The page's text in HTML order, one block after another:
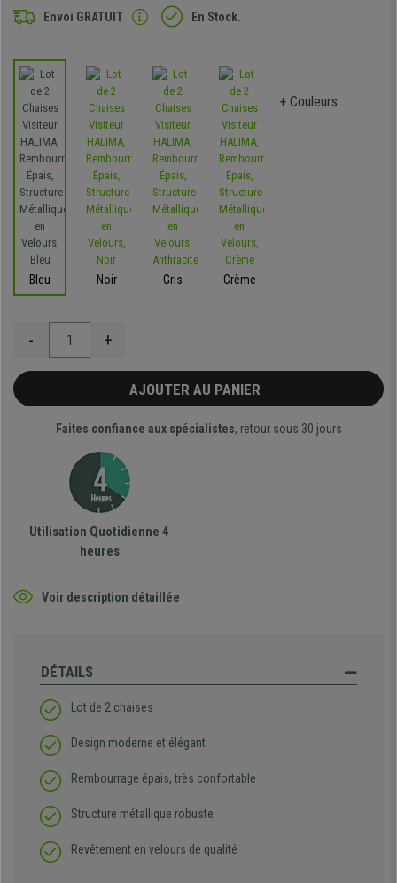
Envoi GRATUIT En Stock.
Bleu Noir Gris Crème
+ Couleurs
- +
AJOUTER AU PANIER
Faites confiance aux spécialistes, retour sous 30 jours
Utilisation Quotidienne 4
heures
Voir description détaillée
DÉTAILS
Lot de 2 chaises
Design moderne et élégant
Rembourrage épais, très confortable
Structure métallique robuste
Revêtement en velours de qualité